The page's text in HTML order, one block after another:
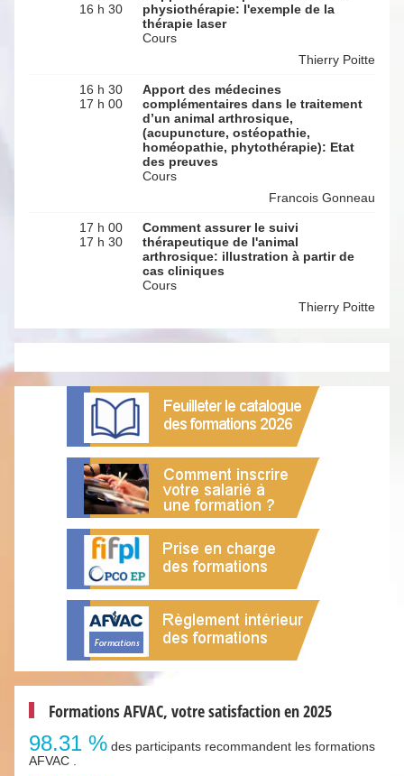
16 h 30
physiothérapie: l'exemple de la
thérapie laser
Cours
Thierry Poitte
16 h 30
17 h 00
Apport des médecines
complémentaires dans le traitement
d’un animal arthrosique,
(acupuncture, ostéopathie,
homéopathie, phytothérapie): Etat
des preuves
Cours
Francois Gonneau
17 h 00
17 h 30
Comment assurer le suivi
thérapeutique de l'animal
arthrosique: illustration à partir de
cas cliniques
Cours
Thierry Poitte
Formations AFVAC, votre satisfaction en 2025
98.31 % des participants recommandent les formations
AFVAC .